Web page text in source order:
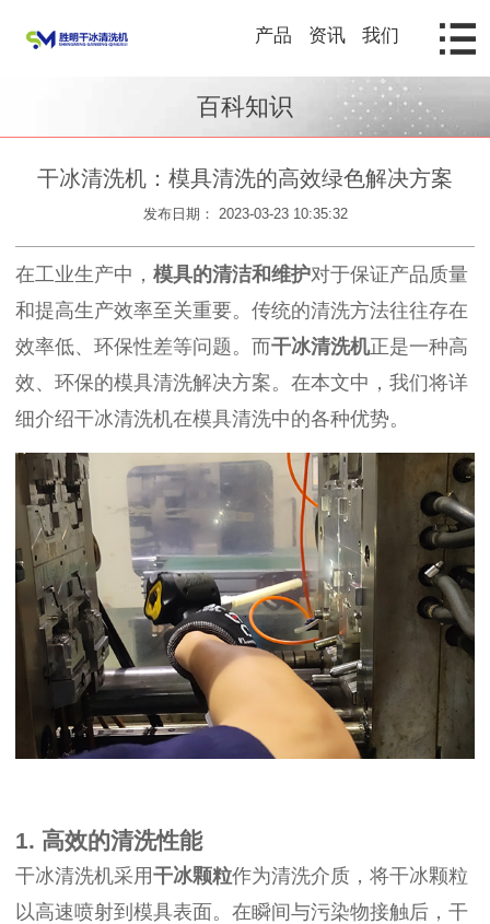
产品 资讯 我们
百科知识
干冰清洗机：模具清洗的高效绿色解决方案
发布日期： 2023-03-23 10:35:32
在工业生产中， 模具的清洁和维护对于保证产品质量
和提高生产效率至关重要。传统的清洗方法往往存在
效率低、环保性差等问题。而干冰清洗机正是一种高
效、环保的模具清洗解决方案。在本文中，我们将详
细介绍干冰清洗机在模具清洗中的各种优势。
1. 高效的清洗性能
干冰清洗机采用干冰颗粒作为清洗介质，将干冰颗粒
以高速喷射到模具表面。在瞬间与污染物接触后，干